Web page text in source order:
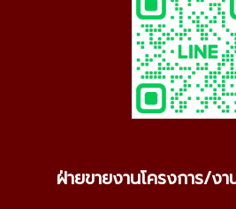
ฝ่ายขายงานโครงการ/ง